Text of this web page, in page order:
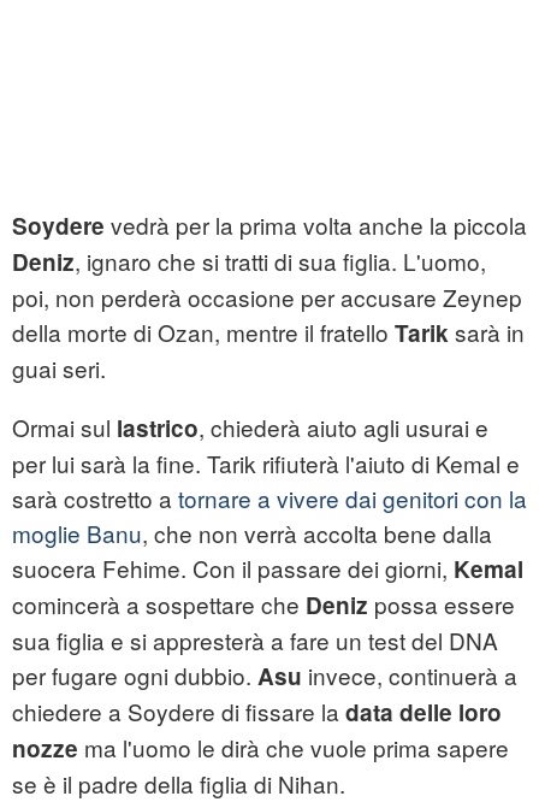
Soydere vedrà per la prima volta anche la piccola
Deniz, ignaro che si tratti di sua figlia. L'uomo,
poi, non perderà occasione per accusare Zeynep
della morte di Ozan, mentre il fratello Tariksarà in
guai seri.
Ormai sul lastrico, chiederà aiuto agli usurai e
per lui sarà la fine. Tarik rifiuterà l'aiuto di Kemal e
sarà costretto a tornare a vivere dai genitori con la
moglie Banu, che non verrà accolta bene dalla
suocera Fehime. Con il passare dei giorni, Kemal
comincerà a sospettare che Deniz possa essere
sua figlia e si appresterà a fare un test del DNA
per fugare ogni dubbio. Asu invece, continuerà a
chiedere a Soydere di fissare la data delle loro
nozze ma l'uomo le dirà che vuole prima sapere
se è il padre della figlia di Nihan.